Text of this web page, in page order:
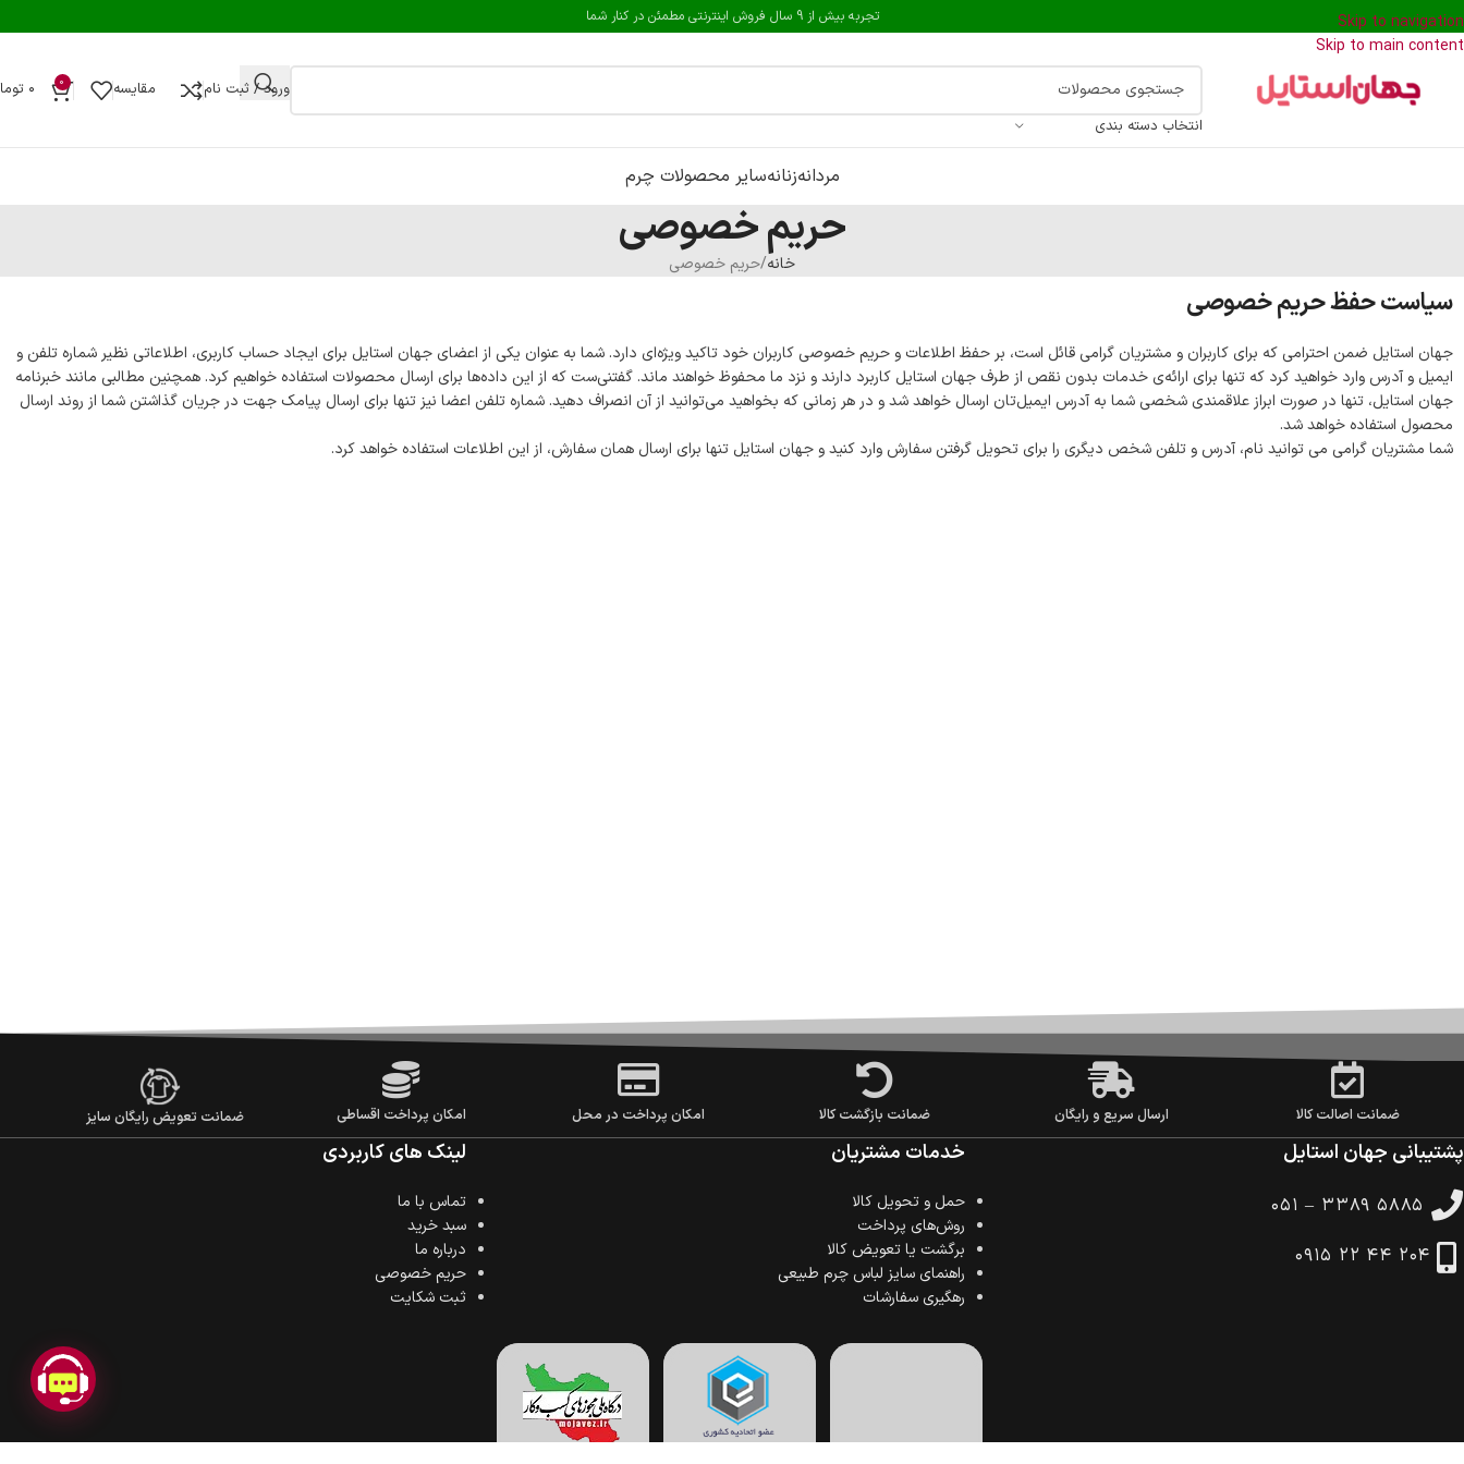
Skip to navigation
Skip to main content
تجربه بیش از 9 سال فروش اینترنتی مطمئن در کنار شما
انتخاب دسته بندی
ورود / ثبت نام مقایسه 0 ۰
مردانهزنانهسایر محصولات چرم
حریم خصوصی
خانه حریم خصوصی
سیاست حفظ حریم خصوصی
جهان استایل ضمن احترامی که برای کاربران و مشتریان گرامی قائل است، بر حفظ اطلاعات و حریم خصوصی کاربران خود تاکید ویژه‌ای دارد. شما به عنوان یکی از اعضای جهان استایل برای ایجاد حساب کاربری، اطلاعاتی نظیر شماره تلفن و
ایمیل و آدرس وارد خواهید کرد که تنها برای ارائه‌ی خدمات بدون نقص از طرف جهان استایل کاربرد دارند و نزد ما محفوظ خواهند ماند. گفتنی‌ست که از این داده‌ها برای ارسال محصولات استفاده خواهیم کرد. همچنین مطالبی مانند خبرنامه
جهان استایل، تنها در صورت ابراز علاقمندی شخصی شما به آدرس ایمیل‌تان ارسال خواهد شد و در هر زمانی که بخواهید می‌توانید از آن انصراف دهید. شماره تلفن اعضا نیز تنها برای ارسال پیامک جهت در جریان گذاشتن شما از روند ارسال
محصول استفاده خواهد شد.
شما مشتریان گرامی می توانید نام، آدرس و تلفن شخص دیگری را برای تحویل گرفتن سفارش وارد کنید و جهان استایل تنها برای ارسال همان سفارش، از این اطلاعات استفاده خواهد کرد.
ضمانت اصالت کالا ارسال سریع و رایگان ضمانت بازگشت کالا امکان پرداخت در محل امکان پرداخت اقساطی ضمانت تعویض رایگان سایز
پشتیبانی جهان استایل
۰۵۱ – ۳۳۸۹ ۵۸۸۵
۰۹۱۵ ۲۲ ۴۴ ۲۰۴
خدمات مشتریان
حمل‌ و تحویل کالا
روش‌های پرداخت
برگشت یا تعویض کالا
راهنمای سایز لباس چرم طبیعی
رهگیری سفارشات
لینک های کاربردی
تماس با ما
سبد خرید
درباره ما
حریم خصوصی
ثبت شکایت